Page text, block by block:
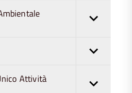
Attività